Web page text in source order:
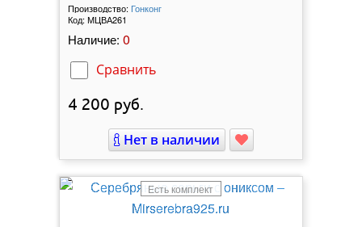
Производство: Гонконг
Код: МЦВА261
Наличие: 0
Сравнить
4 200 руб.
Нет в наличии
Есть комплект